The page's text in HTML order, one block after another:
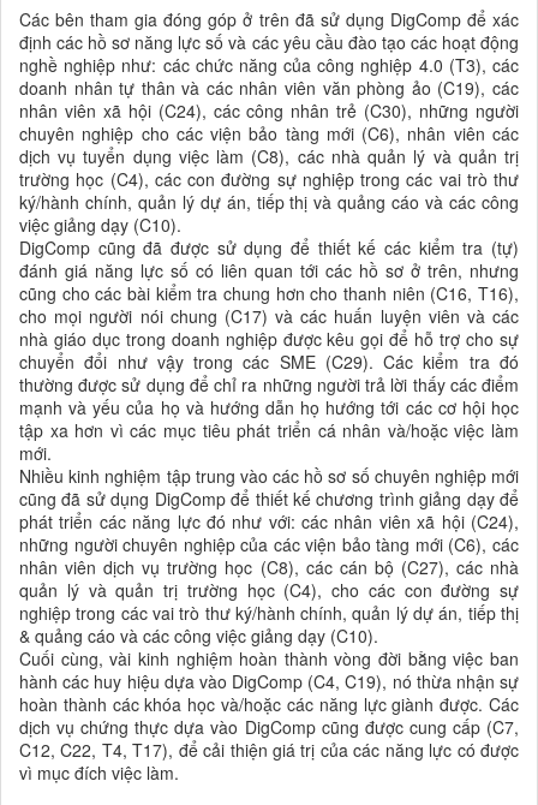
Các bên tham gia đóng góp ở trên đã sử dụng DigComp để xác
định các hồ sơ năng lực số và các yêu cầu đào tạo các hoạt động
nghề nghiệp như: các chức năng của công nghiệp 4.0 (T3), các
doanh nhân tự thân và các nhân viên văn phòng ảo (C19), các
nhân viên xã hội (C24), các công nhân trẻ (C30), những người
chuyên nghiệp cho các viện bảo tàng mới (C6), nhân viên các
dịch vụ tuyển dụng việc làm (C8), các nhà quản lý và quản trị
trường học (C4), các con đường sự nghiệp trong các vai trò thư
ký/hành chính, quản lý dự án, tiếp thị và quảng cáo và các công
việc giảng dạy (C10).
DigComp cũng đã được sử dụng để thiết kế các kiểm tra (tự)
đánh giá năng lực số có liên quan tới các hồ sơ ở trên, nhưng
cũng cho các bài kiểm tra chung hơn cho thanh niên (C16, T16),
cho mọi người nói chung (C17) và các huấn luyện viên và các
nhà giáo dục trong doanh nghiệp được kêu gọi để hỗ trợ cho sự
chuyển đổi như vậy trong các SME (C29). Các kiểm tra đó
thường được sử dụng để chỉ ra những người trả lời thấy các điểm
mạnh và yếu của họ và hướng dẫn họ hướng tới các cơ hội học
tập xa hơn vì các mục tiêuphát triển cá nhân và/hoặc việc làm
mới.
Nhiều kinh nghiệm tập trung vào các hồ sơ số chuyên nghiệp mới
cũng đã sử dụng DigComp để thiết kế chương trình giảng dạy để
phát triển các năng lực đó như với: các nhân viên xã hội (C24),
những người chuyên nghiệp của các viện bảo tàng mới (C6), các
nhân viên dịch vụ trường học (C8), các cán bộ (C27), các nhà
quản lý và quản trị trường học (C4), cho các con đường sự
nghiệp trong các vai trò thư ký/hành chính, quản lý dự án, tiếp thị
& quảng cáo và các công việc giảng dạy (C10).
Cuối cùng, vài kinh nghiệm hoàn thành vòng đời bằng việc ban
hành các huy hiệu dựa vào DigComp (C4, C19), nó thừa nhận sự
hoàn thành các khóa học và/hoặc các năng lực giành được. Các
dịch vụ chứng thực dựa vào DigComp cũng được cung cấp (C7,
C12, C22, T4, T17), để cải thiện giá trị của các năng lực có được
vì mục đích việc làm.